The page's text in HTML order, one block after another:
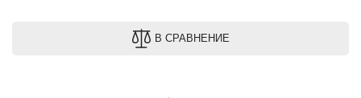
В СРАВНЕНИЕ